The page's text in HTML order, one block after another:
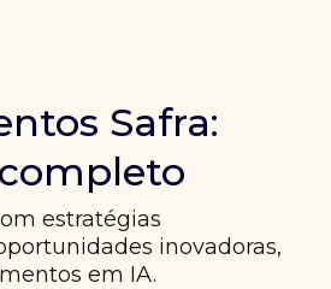
Safra:
estratégias
inovadoras,
em IA.